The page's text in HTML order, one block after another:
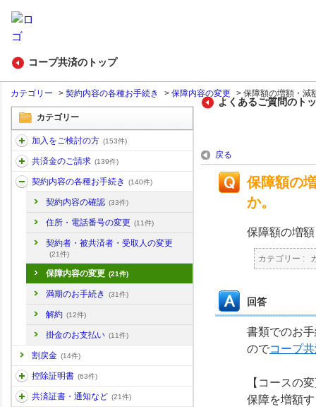
コープ共済のトップ
カテゴリー > 契約内容の各種お手続き > 保障内容の変更 > 保障額の増額・減
カテゴリー
加入をご検討の方 (153件)
共済金のご請求 (139件)
契約内容の各種お手続き (140件)
契約内容の確認 (33件)
住所・電話番号の変更 (11件)
契約者・被共済者・受取人の変更
(21件)
保障内容の変更 (21件)
満期のお手続き (31件)
解約 (12件)
掛金のお支払い (11件)
割戻金 (14件)
控除証明書 (63件)
共済証書・通知など (21件)
よくあるご質問のト
戻る
保障額の
か。
保障額の増
カテゴリー :
回答
書類でのお
のでコープ
【コースの
保障を増額